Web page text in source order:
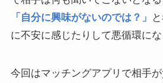
「自分に興味がないのでは？」
に不安に感じたりして悪循環にな
今回はマッチングアプリで相手